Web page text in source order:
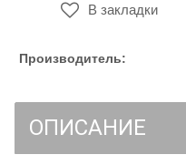
В закладки
Производитель:
ОПИСАНИЕ